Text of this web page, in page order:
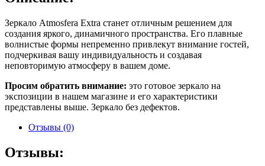
Зеркало Atmosfera Extra станет отличным решением для
создания яркого, динамичного пространства. Его плавные
волнистые формы непременно привлекут внимание гостей,
подчеркивая вашу индивидуальность и создавая
неповторимую атмосферу в вашем доме.
Просим обратить внимание: это готовое зеркало на
экспозиции в нашем магазине и его характеристики
представлены выше. Зеркало без дефектов.
Отзывы (0)
Отзывы: